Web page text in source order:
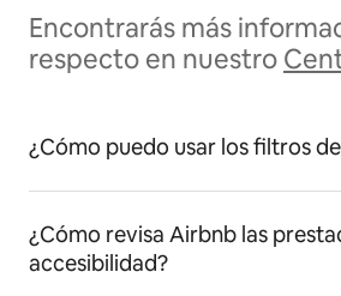
Encontrarás más
respecto en nuestro
¿Cómo puedo usar los filtros
¿Cómo revisa Airbnb las
accesibilidad?